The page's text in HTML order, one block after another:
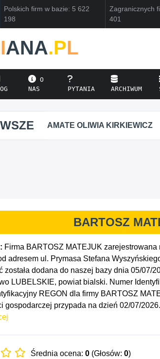
Polskich firm w bazie: 5 622
198
Zagranicznych
401
IANA.PL
O
NAS
PYTANIA ARCHIWUM
AMATE OLIWIA KIRKIEWICZ
BARTOSZ
Firma BARTOSZ MATEJUK
adresem ul. Prymasa Stefana
została dodana do naszej bazy dnia 05/07/
LUBELSKIE, powiat bialski. Numer
REGON dla firmy BARTOSZ
gospodarczej przypada na dzień 02/07/
związane ze wznoszeniem budynków
Średnia ocena: 0 (Głosów: 0)